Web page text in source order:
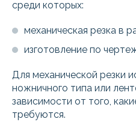
среди которых:
механическая резка в
изготовление по
Для механической резки
ножничного типа или
зависимости от того,
требуются.